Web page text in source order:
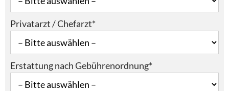
Privatarzt / Chefarzt*
Erstattung nach Gebührenordnung*